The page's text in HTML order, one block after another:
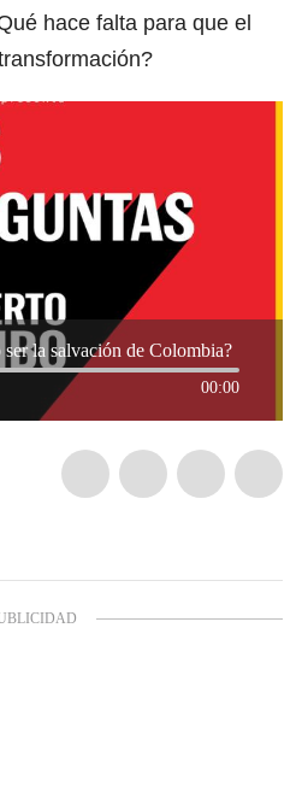
hace falta para que el
ser la salvación de Colombia?
00:00